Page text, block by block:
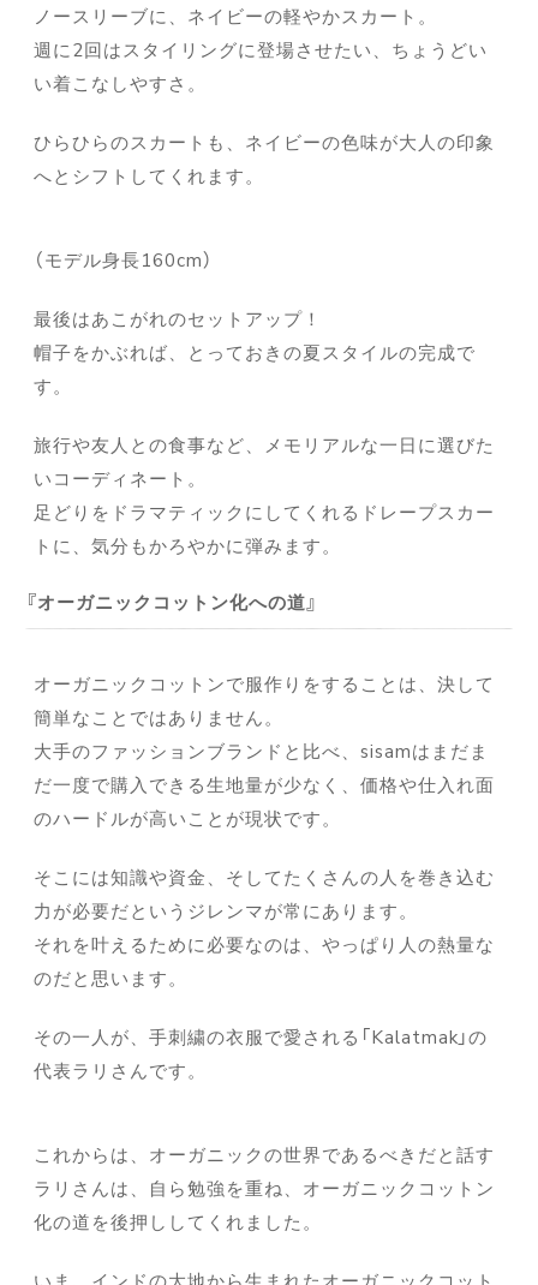
ノースリーブに、ネイビーの軽やかスカート。
週に2回はスタイリングに登場させたい、ちょうどい
い着こなしやすさ。
ひらひらのスカートも、ネイビーの色味が大人の印象
へとシフトしてくれます。
（モデル身長160cm）
最後はあこがれのセットアップ！
帽子をかぶれば、とっておきの夏スタイルの完成で
す。
旅行や友人との食事など、メモリアルな一日に選びた
いコーディネート。
足どりをドラマティックにしてくれるドレープスカー
トに、気分もかろやかに弾みます。
オーガニックコットン化への道
オーガニックコットンで服作りをすることは、決して
簡単なことではありません。
大手のファッションブランドと比べ、sisamはまだま
だ一度で購入できる生地量が少なく、価格や仕入れ面
のハードルが高いことが現状です。
そこには知識や資金、そしてたくさんの人を巻き込む
力が必要だというジレンマが常にあります。
それを叶えるために必要なのは、やっぱり人の熱量な
のだと思います。
その一人が、手刺繍の衣服で愛される「Kalatmak」の
代表ラリさんです。
これからは、オーガニックの世界であるべきだと話す
ラリさんは、自ら勉強を重ね、オーガニックコットン
化の道を後押ししてくれました。